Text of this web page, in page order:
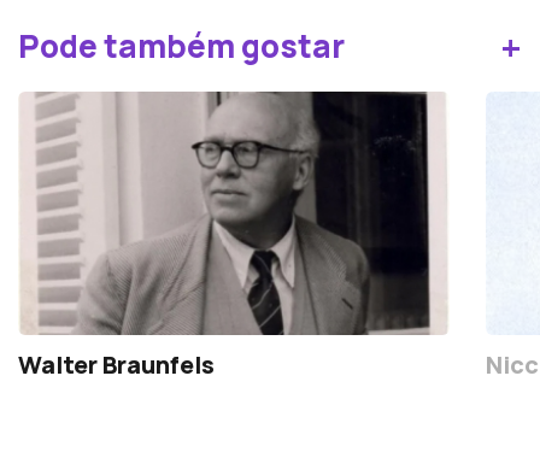
Pode também gostar +
Walter Braunfels